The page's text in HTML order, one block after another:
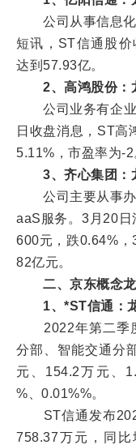
公司从事信息化
短讯，ST信通股
达到57.93亿。
2、高鸿股份：
公司业务有企业
日收盘消息，ST高
5.11%，市盈率为-2
3、齐心集团：
公司主要从事办
aaS服务。3月20日
600元，跌0.64%
82亿元。
二、京东概念
1、*ST信通：
2022年第二季度
分部、智能交通分
元、154.2万元、
%、0.01%%。
ST信通发布
758.37万元，同